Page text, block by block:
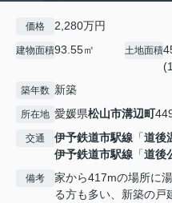
価格 2,280万円
建物面積93.55㎡ 土地面積
築年数 新築
所在地 愛媛県松山市溝辺町
交通 伊予鉄道市駅線 「道後
伊予鉄道市駅線 「道後
備考
家から417mの場所に
る方も多い、新築の戸